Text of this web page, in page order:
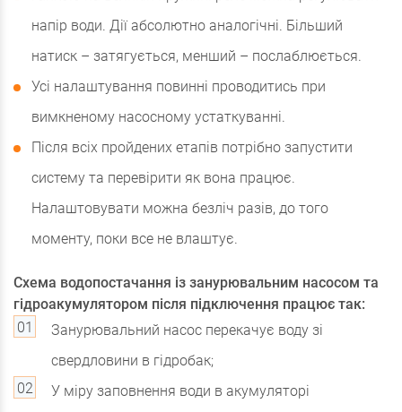
напір води. Дії абсолютно аналогічні. Більший
натиск – затягується, менший – послаблюється.
Усі налаштування повинні проводитись при
вимкненому насосному устаткуванні.
Після всіх пройдених етапів потрібно запустити
систему та перевірити як вона працює.
Налаштовувати можна безліч разів, до того
моменту, поки все не влаштує.
Схема водопостачання із занурювальним насосом та
гідроакумулятором після підключення працює так:
Занурювальний насос перекачує воду зі
свердловини в гідробак;
У міру заповнення води в акумуляторі